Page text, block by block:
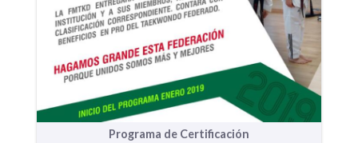
Programa de Certificación